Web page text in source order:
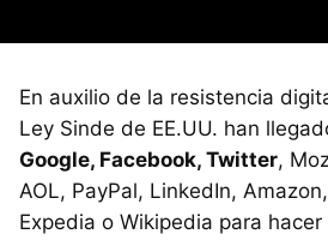
En auxilio de la resistencia
Ley Sinde de EE.UU. han
Google, Facebook, Twitter,
AOL, PayPal, LinkedIn,
Expedia o Wikipedia para